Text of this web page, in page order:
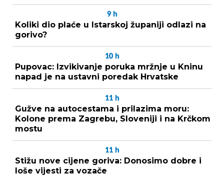
9 h
Koliki dio plaće u Istarskoj županiji odlazi na
gorivo?
10 h
Pupovac: Izvikivanje poruka mržnje u Kninu
napad je na ustavni poredak Hrvatske
11 h
Gužve na autocestama i prilazima moru:
Kolone prema Zagrebu, Sloveniji i na Krčkom
mostu
11 h
Stižu nove cijene goriva: Donosimo dobre i
loše vijesti za vozače